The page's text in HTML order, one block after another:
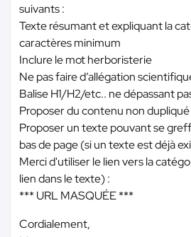
suivants :
Texte résumant et expliquant la
caractères minimum
Inclure le mot herboristerie
Ne pas faire d’allégation
Balise H1/H2/etc.. ne dépassant
Proposer du contenu non
Proposer un texte pouvant se
bas de page (si un texte est déjà
Merci d'utiliser le lien vers la
lien dans le texte) :
*** URL MASQUÉE ***
Cordialement,